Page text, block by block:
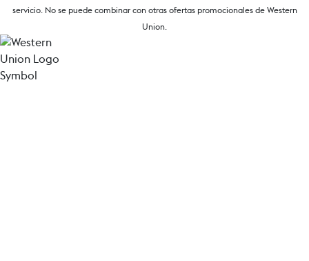
servicio. No se puede combinar con otras ofertas promocionales de Western
Union.